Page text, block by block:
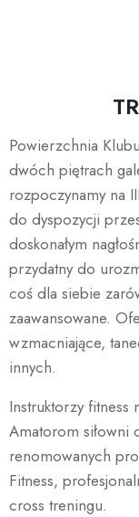
Powierzchnia
dwóch piętrach
rozpoczynamy na
do dyspozycji
doskonałym
przydatny do
coś dla siebie
zaawansowane.
wzmacniające,
innych.
Instruktorzy fitness
Amatorom siłowni
renomowanych
Fitness,
cross treningu.